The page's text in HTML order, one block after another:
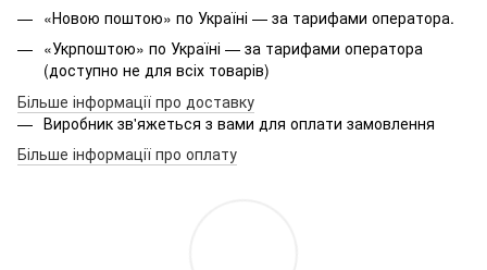
«Новою поштою» по Україні — за тарифами оператора.
«Укрпоштою» по Україні — за тарифами оператора
(доступно не для всіх товарів)
Більше інформації про доставку
Виробник зв'яжеться з вами для оплати замовлення
Більше інформації про оплату